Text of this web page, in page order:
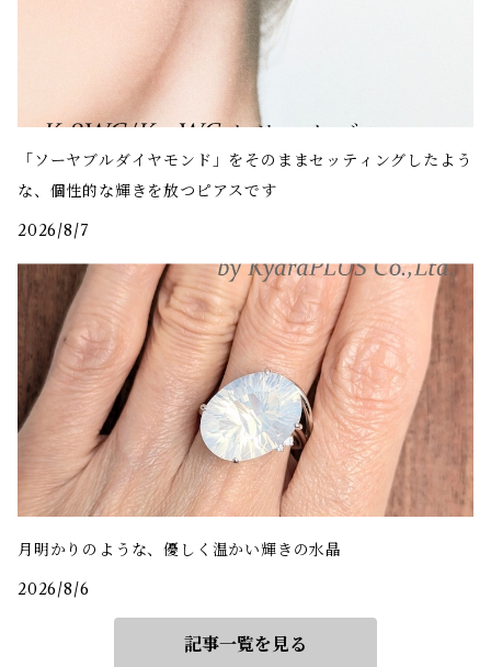
「ソーヤブルダイヤモンド」をそのままセッティングしたよう
な、個性的な輝きを放つピアスです
2026/8/7
月明かりのような、優しく温かい輝きの水晶
2026/8/6
記事一覧を見る